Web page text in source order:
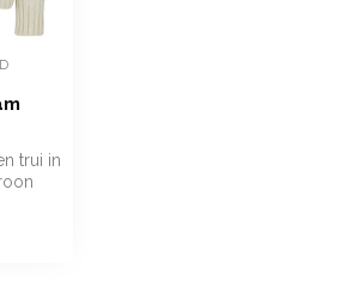
trui in